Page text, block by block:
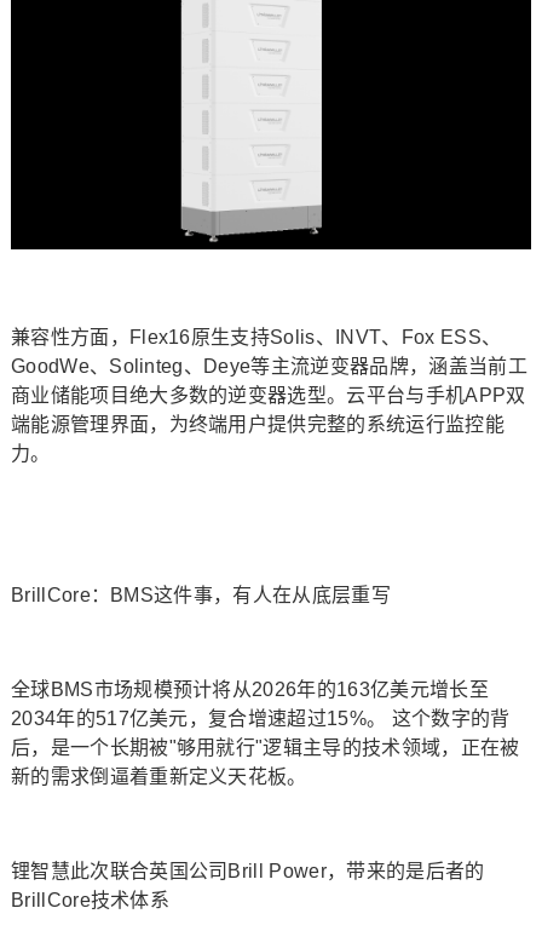
兼容性方面，Flex16原生支持Solis、INVT、Fox ESS、
GoodWe、Solinteg、Deye等主流逆变器品牌，涵盖当前工
商业储能项目绝大多数的逆变器选型。云平台与手机APP双
端能源管理界面，为终端用户提供完整的系统运行监控能
力。
BrillCore：BMS这件事，有人在从底层重写
全球BMS市场规模预计将从2026年的163亿美元增长至
2034年的517亿美元，复合增速超过15%。 这个数字的背
后，是一个长期被"够用就行"逻辑主导的技术领域，正在被
新的需求倒逼着重新定义天花板。
锂智慧此次联合英国公司Brill Power，带来的是后者的
BrillCore技术体系